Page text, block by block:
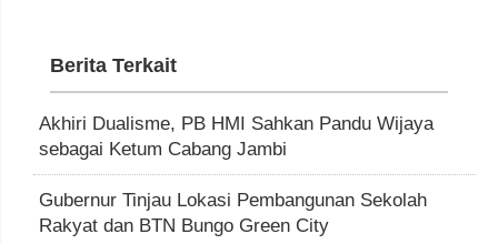
Berita Terkait
Akhiri Dualisme, PB HMI Sahkan Pandu Wijaya
sebagai Ketum Cabang Jambi
Gubernur Tinjau Lokasi Pembangunan Sekolah
Rakyat dan BTN Bungo Green City